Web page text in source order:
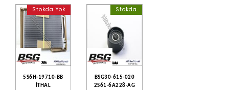
Stokda Yok
5S6H-19710-BB
İTHAL
Stokda
BSG30-615-020
2S61-6A228-AG